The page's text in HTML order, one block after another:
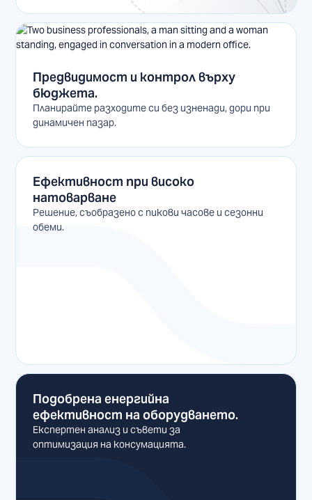
Предвидимост и контрол върху
бюджета.
Планирайте разходите си без изненади, дори при
динамичен пазар.
Ефективност при високо
натоварване
Решение, съобразено с пикови часове и сезонни
обеми.
Подобрена енергийна
ефективност на оборудването.
Експертен анализ и съвети за
оптимизация на консумацията.